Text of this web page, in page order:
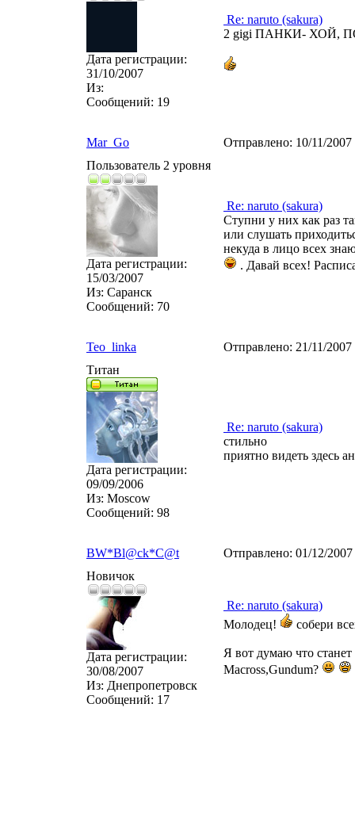
Дата регистрации:
31/10/2007
Из:
Сообщений: 19
Re: naruto (sakura)
2 gigi ПАНКИ- ХОЙ,
Mar_Go Отправлено: 10/11/
Пользователь 2 уровня
Дата регистрации:
15/03/2007
Из: Саранск
Сообщений: 70
Re: naruto (sakura)
Ступни у них как раз
или слушать
некуда в лицо всех
. Давай всех!
Teo_linka Отправлено: 21/11/
Титан
Дата регистрации:
09/09/2006
Из: Moscow
Сообщений: 98
Re: naruto (sakura)
стильно
приятно видеть здесь
BW*Bl@ck*C@t Отправлено: 01/12/
Новичок
Дата регистрации:
30/08/2007
Из: Днепропетровск
Сообщений: 17
Re: naruto (sakura)
Молодец!
собери
Я вот думаю что
Macross,Gundum?